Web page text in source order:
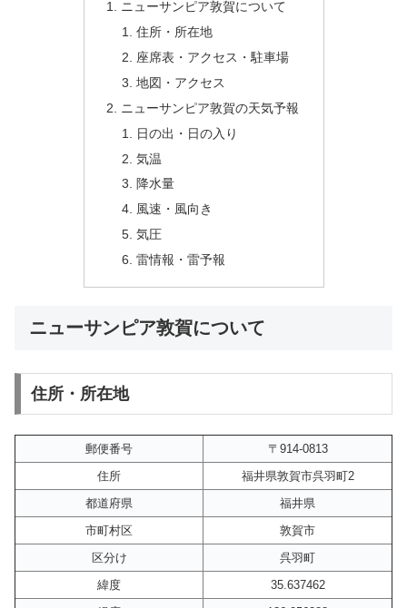
ニューサンピア敦賀について
住所・所在地
座席表・アクセス・駐車場
地図・アクセス
ニューサンピア敦賀の天気予報
日の出・日の入り
気温
降水量
風速・風向き
気圧
雷情報・雷予報
ニューサンピア敦賀について
住所・所在地
郵便番号
〒914-0813
住所
福井県敦賀市呉羽町2
都道府県
福井県
市町村区
敦賀市
区分け
呉羽町
緯度
35.637462